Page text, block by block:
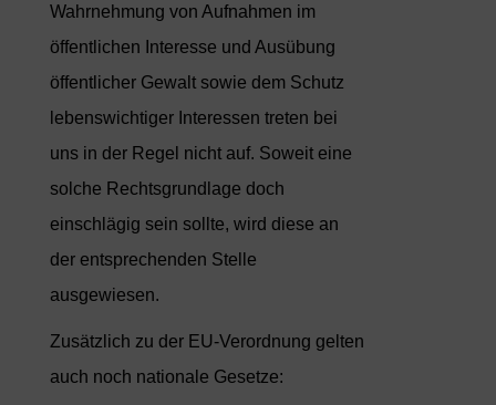
Wahrnehmung von Aufnahmen im
öffentlichen Interesse und Ausübung
öffentlicher Gewalt sowie dem Schutz
lebenswichtiger Interessen treten bei
uns in der Regel nicht auf. Soweit eine
solche Rechtsgrundlage doch
einschlägig sein sollte, wird diese an
der entsprechenden Stelle
ausgewiesen.
Zusätzlich zu der EU-Verordnung gelten
auch noch nationale Gesetze: